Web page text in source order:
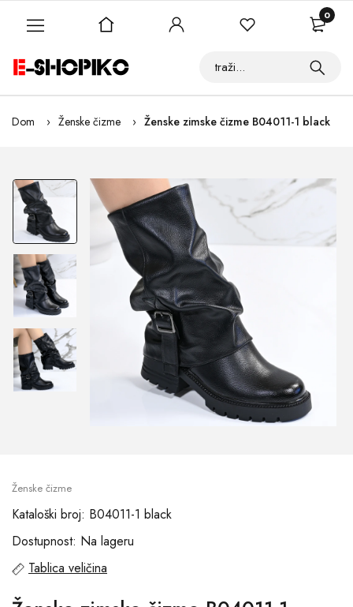
Dom Ženske čizme Ženske zimske čizme B04011-1 black
Ženske čizme
Kataloški broj: B04011-1 black
Dostupnost: Na lageru
Tablica veličina
0